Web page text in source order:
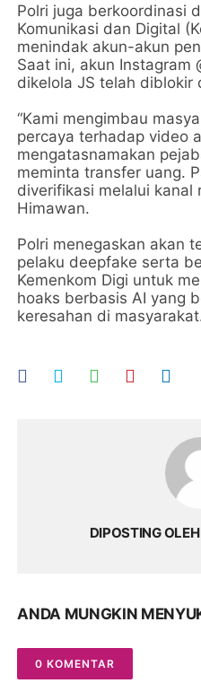
Polri juga berkoordinasi
Komunikasi dan Digital
menindak akun-akun
Saat ini, akun Instagram
dikelola JS telah diblokir
“Kami mengimbau
percaya terhadap video
mengatasnamakan
meminta transfer uang.
diverifikasi melalui kanal
Himawan.
Polri menegaskan akan
pelaku deepfake serta
Kemenkom Digi untuk
hoaks berbasis AI yang
keresahan di
DIPOSTING OLEH
ANDA MUNGKIN
0 KOMENTAR